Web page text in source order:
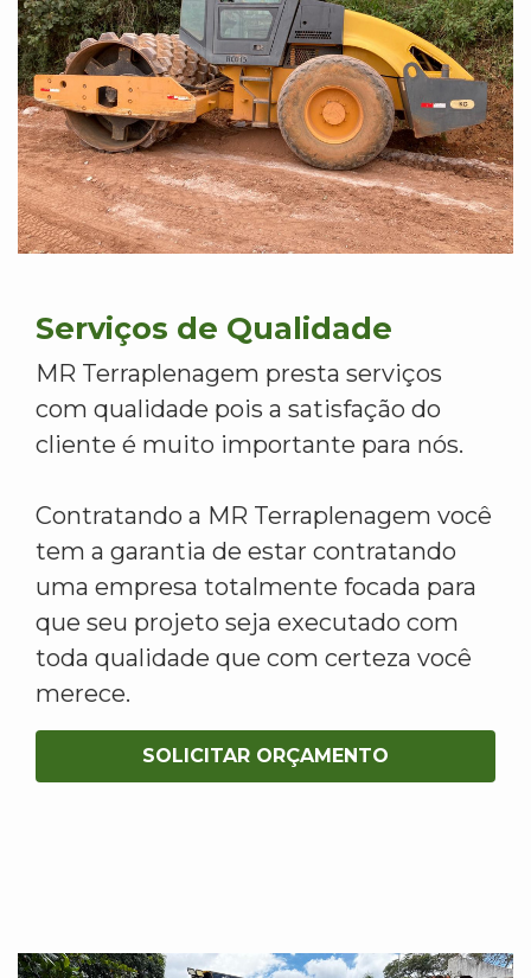
Serviços de Qualidade
MR Terraplenagem presta serviços
com qualidade pois a satisfação do
cliente é muito importante para nós.
Contratando a MR Terraplenagem você
tem a garantia de estar contratando
uma empresa totalmente focada para
que seu projeto seja executado com
toda qualidade que com certeza você
merece.
SOLICITAR ORÇAMENTO